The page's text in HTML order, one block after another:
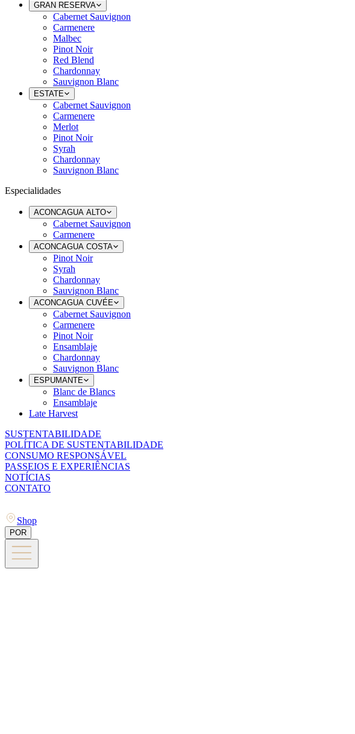
GRAN RESERVA
Cabernet Sauvignon
Carmenere
Malbec
Pinot Noir
Red Blend
Chardonnay
Sauvignon Blanc
ESTATE
Cabernet Sauvignon
Carmenere
Merlot
Pinot Noir
Syrah
Chardonnay
Sauvignon Blanc
Especialidades
ACONCAGUA ALTO
Cabernet Sauvignon
Carmenere
ACONCAGUA COSTA
Pinot Noir
Syrah
Chardonnay
Sauvignon Blanc
ACONCAGUA CUVÉE
Cabernet Sauvignon
Carmenere
Pinot Noir
Ensamblaje
Chardonnay
Sauvignon Blanc
ESPUMANTE
Blanc de Blancs
Ensamblaje
Late Harvest
SUSTENTABILIDADE
POLÍTICA DE SUSTENTABILIDADE
CONSUMO RESPONSÁVEL
PASSEIOS E EXPERIÊNCIAS
NOTÍCIAS
CONTATO
Shop
POR